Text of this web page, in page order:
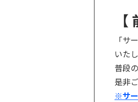
「サ
いた
普段
是非
※サ